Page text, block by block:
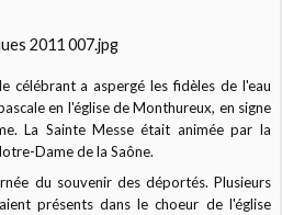
célébrant a aspergé les fidèles de l'eau
en l'église de Monthureux, en signe
La Sainte Messe était animée par la
Dame de la Saône.
du souvenir des déportés. Plusieurs
présents dans le choeur de l'église